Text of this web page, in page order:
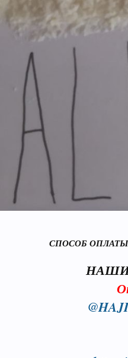
СПОСОБ ОПЛАТЫ :
НАШИ